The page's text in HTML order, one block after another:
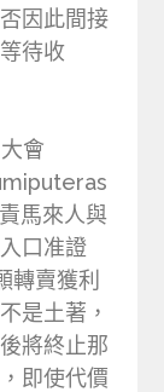
因此間接
待收
會
馬來人與
口准證
轉賣獲利
是土著，
將終止那
即使代價